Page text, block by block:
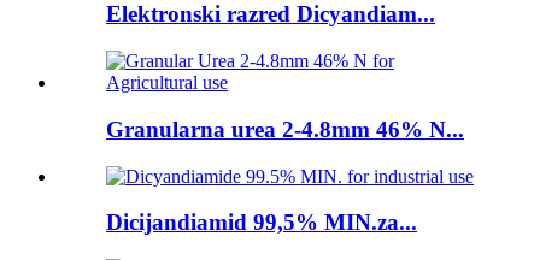
Elektronski razred Dicyandiam...
Granularna urea 2-4.8mm 46% N...
Dicijandiamid 99,5% MIN.za...